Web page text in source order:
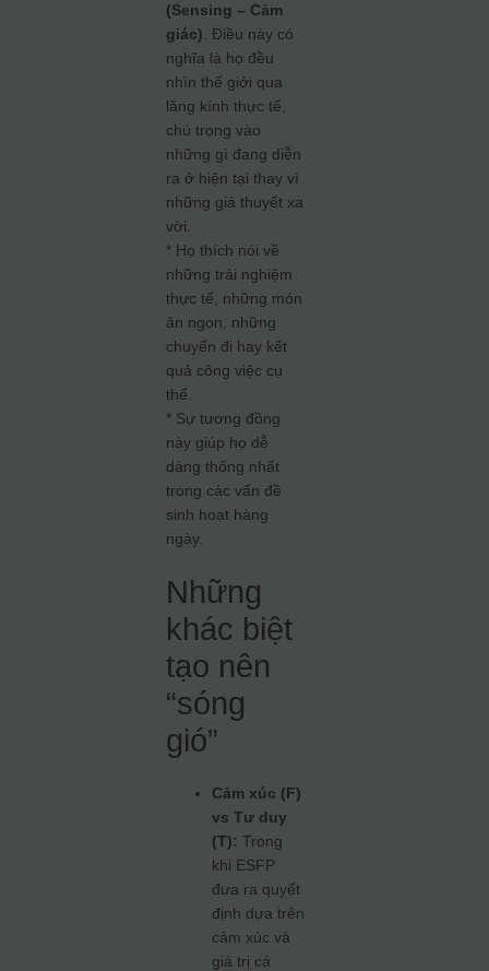
(Sensing – Cảm
giác) . Điều này có
nghĩa là họ đều
nhìn thế giới qua
lăng kính thực tế,
chú trọng vào
những gì đang diễn
ra ở hiện tại thay vì
những giả thuyết xa
vời.
* Họ thích nói về
những trải nghiệm
thực tế, những món
ăn ngon, những
chuyến đi hay kết
quả công việc cụ
thể.
* Sự tương đồng
này giúp họ dễ
dàng thống nhất
trong các vấn đề
sinh hoạt hàng
ngày.
Những
khác biệt
tạo nên
“sóng
gió”
Cảm xúc (F)
vs Tư duy
(T): Trong
khi ESFP
đưa ra quyết
định dựa trên
cảm xúc và
giá trị cá